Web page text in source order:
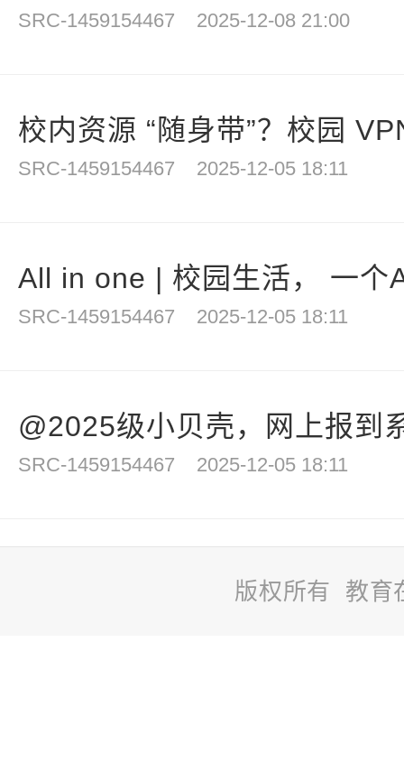
SRC-1459154467 2025-12-08 21:00
校内资源 “随身带”？校园
SRC-1459154467 2025-12-05 18:11
All in one | 校园生活， 一个
SRC-1459154467 2025-12-05 18:11
@2025级小贝壳，网上报到
SRC-1459154467 2025-12-05 18:11
版权所有 教育